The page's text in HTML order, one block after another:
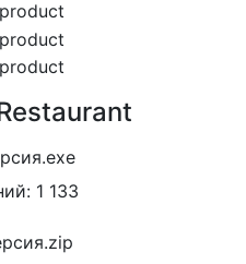
1 133